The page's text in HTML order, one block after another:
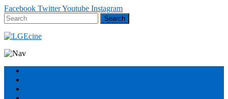
Facebook TwitterYoutube Instagram